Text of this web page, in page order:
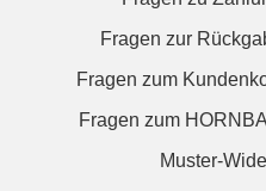
Fragen zur
Fragen zum
Fragen zum
Muster-